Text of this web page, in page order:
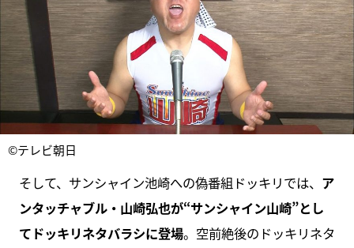
©テレビ朝日
そして、サンシャイン池崎への偽番組ドッキリでは、 ア
ンタッチャブル・山崎弘也が“サンシャイン山崎”とし
てドッキリネタバラシに登場。空前絶後のドッキリネタ